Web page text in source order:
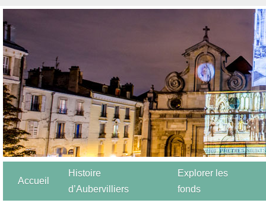
Accueil
Histoire
d’Aubervilliers
Explorer les
fonds